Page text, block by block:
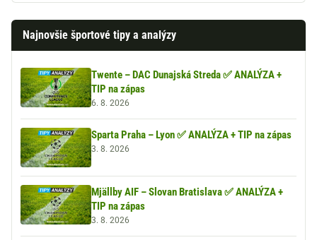
Najnovšie športové tipy a analýzy
Twente – DAC Dunajská Streda ✅ ANALÝZA +
TIP na zápas
6. 8. 2026
Sparta Praha – Lyon ✅ ANALÝZA + TIP na zápas
3. 8. 2026
Mjällby AIF – Slovan Bratislava ✅ ANALÝZA +
TIP na zápas
3. 8. 2026